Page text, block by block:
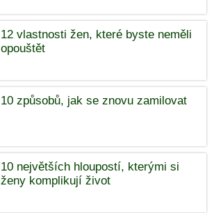
12 vlastnosti žen, které byste neměli
opouštět
10 způsobů, jak se znovu zamilovat
10 největších hloupostí, kterými si
ženy komplikují život